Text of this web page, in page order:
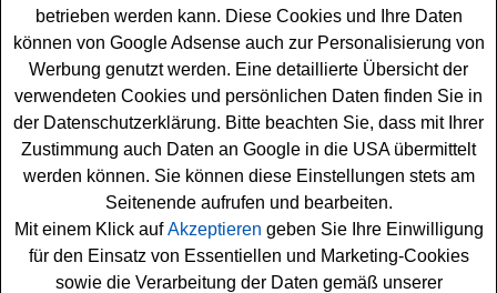
Anzeige:
betrieben werden kann. Diese Cookies und Ihre Daten
können von Google Adsense auch zur Personalisierung von
Werbung genutzt werden. Eine detaillierte Übersicht der
verwendeten Cookies und persönlichen Daten finden Sie in
der Datenschutzerklärung. Bitte beachten Sie, dass mit Ihrer
Zustimmung auch Daten an Google in die USA übermittelt
werden können. Sie können diese Einstellungen stets am
Seitenende aufrufen und bearbeiten.
Mit einem Klick aufAkzeptieren geben Sie Ihre Einwilligung
für den Einsatz von Essentiellen und Marketing-Cookies
sowie die Verarbeitung der Daten gemäß unserer